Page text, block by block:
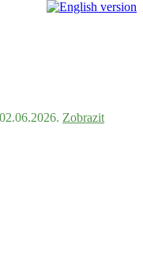
Zobrazit